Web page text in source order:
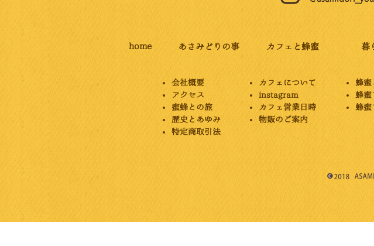
home あさみどりの事 カフェと蜂蜜
会社概要
アクセス
蜜蜂との旅
​歴史とあゆみ
特定商取引法
カフェについて
instagram
カフェ営業日時
​物販のご案内
暮
蜂蜜
蜂蜜
蜂蜜